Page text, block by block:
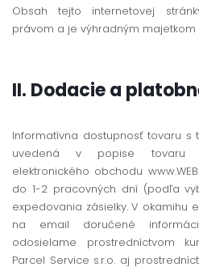
Obsah tejto internetovej
právom a je výhradným majetkom
II. Dodacie a
Informatívna dostupnosť tovaru
uvedená v popise tovaru
elektronického obchodu
do 1-2 pracovných dní (podľa
expedovania zásielky. V okamihu
na email doručené
odosielame prostredníctvom
Parcel Service s.r.o. aj